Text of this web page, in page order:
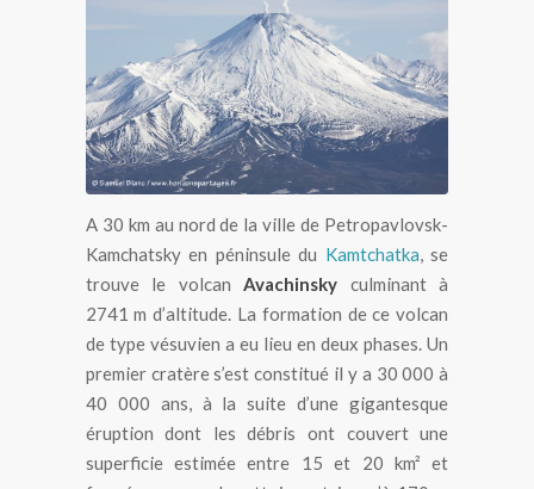
Volcan Avachinsky au
Kamtchatka
A 30 km au nord de la ville de Petropavlovsk-
Kamchatsky en péninsule du Kamtchatka , se
trouve le volcan Avachinsky culminant à
2741 m d’altitude. La formation de ce volcan
de type vésuvien a eu lieu en deux phases. Un
premier cratère s’est constitué il y a 30 000 à
40 000 ans, à la suite d’une gigantesque
éruption dont les débris ont couvert une
superficie estimée entre 15 et 20 km² et